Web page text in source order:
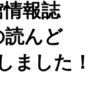
報誌
読んど
ました！